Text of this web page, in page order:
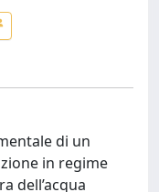
di un
in regime
dell’acqua